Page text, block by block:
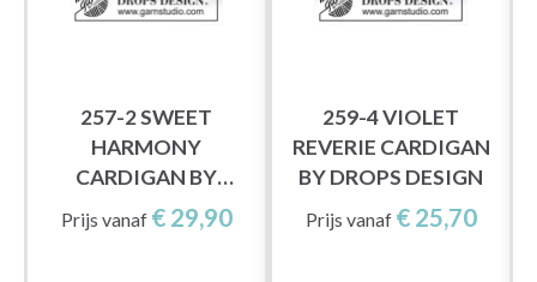
257-2 SWEET
HARMONY
CARDIGAN BY
DROPS DESIGN
Prijs vanaf € 29,90
259-4 VIOLET
REVERIE CARDIGAN
BY DROPS DESIGN
Prijs vanaf € 25,70